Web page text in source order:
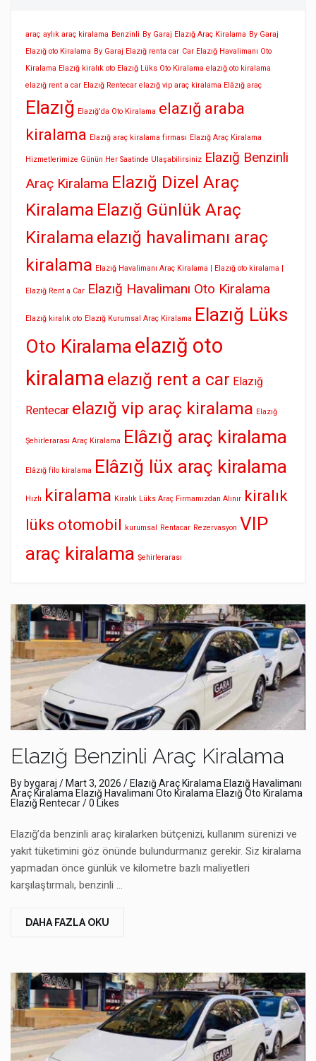
araç aylık araç kiralama Benzinli By Garaj Elazığ Araç Kiralama By Garaj
Elazığ oto Kiralama By Garaj Elazığ renta car Car Elazığ Havalimanı Oto
Kiralama Elazığ kiralık oto Elazığ Lüks Oto Kiralama elazığ oto kiralama
elazığ rent a car Elazığ Rentecar elazığ vip araç kiralama Elâzığ araç
Elazığ Elazığ'da Oto Kiralama elazığ araba
kiralama Elazığ araç kiralama firması Elazığ Araç Kiralama
Hizmetlerimize Günün Her Saatinde Ulaşabilirsiniz Elazığ Benzinli
Araç Kiralama Elazığ Dizel Araç
Kiralama Elazığ Günlük Araç
Kiralama elazığ havalimanı araç
kiralama Elazığ Havalimanı Araç Kiralama | Elazığ oto kiralama |
Elazığ Rent a Car Elazığ Havalimanı Oto Kiralama
Elazığ kiralık oto Elazığ Kurumsal Araç Kiralama Elazığ Lüks
Oto Kiralamaelazığ oto
kiralama elazığ rent a car Elazığ
Rentecar elazığ vip araç kiralama Elazığ
Şehirlerarası Araç Kiralama Elâzığ araç kiralama
Elâzığ filo kiralama Elâzığ lüx araç kiralama
Hızlı kiralama Kiralık Lüks Araç Firmamızdan Alınır kiralık
lüks otomobil kurumsal Rentacar Rezervasyon VIP
araç kiralama Şehirlerarası
Elazığ Benzinli Araç Kiralama
By bygaraj / Mart 3, 2026 / Elazığ Araç Kiralama Elazığ Havalimanı
Araç Kiralama Elazığ Havalimanı Oto Kiralama Elazığ Oto Kiralama
Elazığ Rentecar/ 0 Likes
Elazığ’da benzinli araç kiralarken bütçenizi, kullanım sürenizi ve
yakıt tüketimini göz önünde bulundurmanız gerekir. Siz kiralama
yapmadan önce günlük ve kilometre bazlı maliyetleri
karşılaştırmalı, benzinli …
DAHA FAZLA OKU